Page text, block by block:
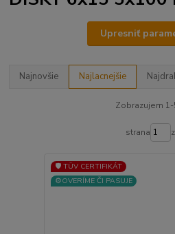
Upresniť
Najnovšie Najlacnejšie
Zobrazujem 1-
strana
🛡️ TÜV CERTIFIKÁT
⚙️OVERÍME ČI PASUJE